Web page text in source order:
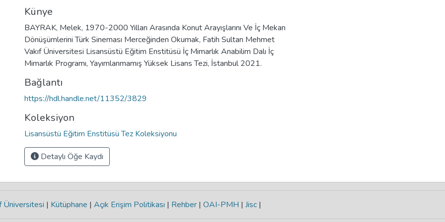
Künye
BAYRAK, Melek, 1970-2000 Yılları Arasında Konut Arayışlarını Ve İç Mekan
Dönüşümlerini Türk Sineması Merceğinden Okumak, Fatih Sultan Mehmet
Vakıf Üniversitesi Lisansüstü Eğitim Enstitüsü İç Mimarlık Anabilim Dalı İç
Mimarlık Programı, Yayımlanmamış Yüksek Lisans Tezi, İstanbul 2021.
Bağlantı
https://hdl.handle.net/11352/3829
Koleksiyon
Lisansüstü Eğitim Enstitüsü Tez Koleksiyonu
Detaylı Öğe Kaydı
Üniversitesi | Kütüphane | Açık Erişim Politikası | Rehber | OAI-PMH | Jisc |